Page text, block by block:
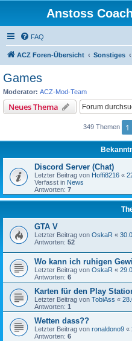
Anstoss
FAQ
ACZ Foren-Übersicht Sonstiges
Games
Moderator: ACZ-Mod-Team
Neues Thema
349 Themen 1
Discord Server (Chat)
Letzter Beitrag von Hoffi8216 «
Verfasst in News
Antworten: 7
GTA V
Letzter Beitrag von OskaR «
Antworten: 52
Wo kann ich ruhigen
Letzter Beitrag von OskaR «
Antworten: 6
Karten für den Play
Letzter Beitrag von TobiAss «
Antworten: 1
Wetten dass??
Letzter Beitrag von ronaldono9 «
Antworten: 6